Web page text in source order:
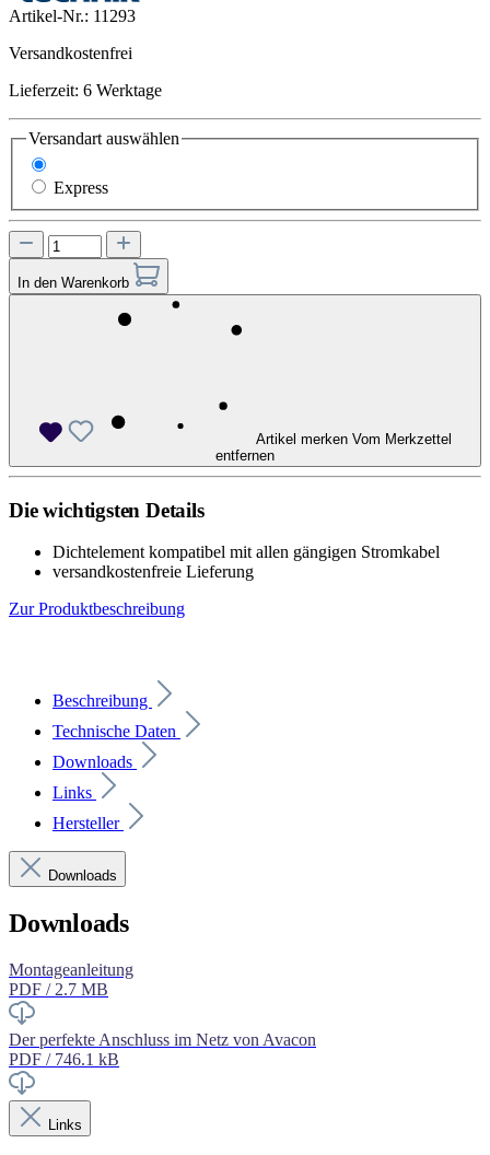
Artikel-Nr.: 11293
Versandkostenfrei
Lieferzeit: 6 Werktage
Versandart auswählen
Express
In den Warenkorb
Artikel merken Vom Merkzettel
entfernen
Die wichtigsten Details
Dichtelement kompatibel mit allen gängigen Stromkabel
versandkostenfreie Lieferung
Zur Produktbeschreibung
Beschreibung
Technische Daten
Downloads
Links
Hersteller
Downloads
Downloads
Montageanleitung
PDF / 2.7 MB
Der perfekte Anschluss im Netz von Avacon
PDF / 746.1 kB
Links